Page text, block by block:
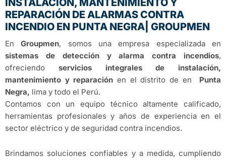
INSTALACIÓN, MANTENIMIENTO Y
REPARACIÓN DE ALARMAS CONTRA
INCENDIO EN PUNTA NEGRA| GROUPMEN
EnGroupmen, somos una empresa especializada en
sistemas de detección y alarma contra incendios,
ofreciendo servicios integrales de instalación,
mantenimiento y reparación en el distrito de en Punta
Negra, lima y todo el Perú.
Contamos con un equipo técnico altamente calificado,
herramientas profesionales y años de experiencia en el
sector eléctrico y de seguridad contra incendios.
Brindamos soluciones confiables y a medida, cumpliendo